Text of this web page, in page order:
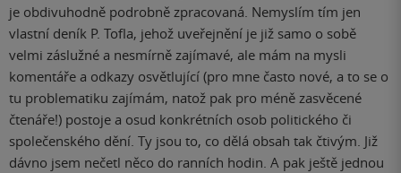
je obdivuhodně podrobně zpracovaná. Nemyslím tím jen
vlastní deník P. Tofla, jehož uveřejnění je již samo o sobě
velmi záslužné a nesmírně zajímavé, ale mám na mysli
komentáře a odkazy osvětlující (pro mne často nové, a to se o
tu problematiku zajímám, natož pak pro méně zasvěcené
čtenáře!) postoje a osud konkrétních osob politického či
společenského dění. Ty jsou to, co dělá obsah tak čtivým. Již
dávno jsem nečetl něco do ranních hodin. A pak ještě jednou